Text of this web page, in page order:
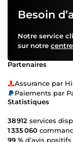
Besoin
Notre service
sur notre
Partenaires
Assurance par
Paiements par
Statistiques
38 912 services
1 335 060
99 % d’avis positifs